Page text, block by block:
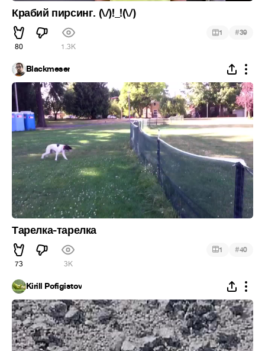
Крабий пирсинг. (\/)!_!(\/)
80 1.3K
1 #39
Blackmeser
Тарелка-тарелка
73 3K
1 #40
Kirill Pofigistov